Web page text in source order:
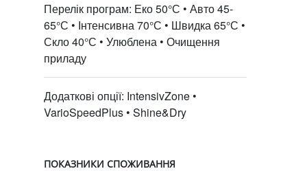
Перелік програм: Еко 50°С • Авто 45-
65°С • Інтенсивна 70°С • Швидка 65°С •
Скло 40°С • Улюблена • Очищення
приладу
Додаткові опції: IntensivZone •
VarioSpeedPlus • Shine&Dry
ПОКАЗНИКИ СПОЖИВАННЯ